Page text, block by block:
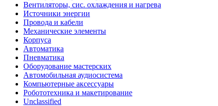
Вентиляторы, сис. охлаждения и нагрева
Источники энергии
Провода и кабели
Механические элементы
Корпуса
Автоматика
Пневматика
Оборудование мастерских
Автомобильная аудиосистема
Компьютерные аксессуары
Робототехника и макетирование
Unclassified